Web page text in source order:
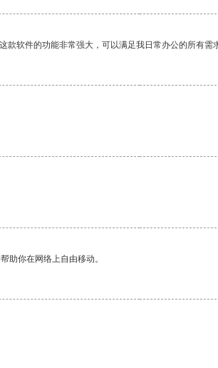
软件的功能非常强大，可以满足我日常办公的所有需
助你在网络上自由移动。